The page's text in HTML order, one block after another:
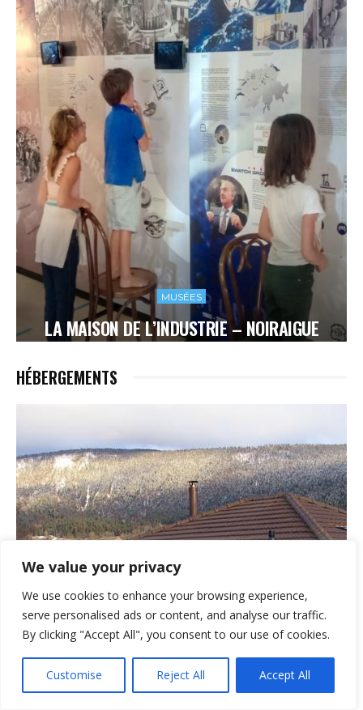
We value your privacy
We use cookies to enhance your browsing experience,
serve personalised ads or content, and analyse our traffic.
By clicking "Accept All", you consent to our use of cookies.
Customise Reject All Accept All
MUSÉES
LA MAISON DE L’INDUSTRIE – NOIRAIGUE
HÉBERGEMENTS
HÉBERGEMENTS